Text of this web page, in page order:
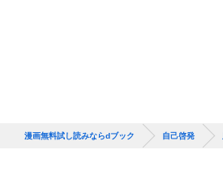
漫画無料試し読みならdブック 自己啓発